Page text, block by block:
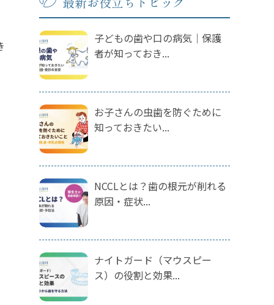
子どもの歯や口の病気｜保護
者が知っておき...
お子さんの虫歯を防ぐために
知っておきたい...
NCCLとは？歯の根元が削れる
原因・症状...
ナイトガード（マウスピー
ス）の役割と効果...